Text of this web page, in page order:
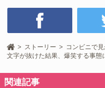
ストーリー
コンビニで
文字が抜けた結果、爆笑する事態
関連記事